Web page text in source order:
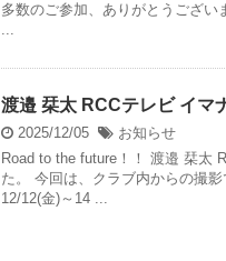
多数のご参加、ありがとうござ
...
渡邉 栞太 RCCテレビ イマ
2025/12/05
お知らせ
Road to the future！！ 渡邉 栞太
た。 今回は、クラブ内からの撮
12/12(金)～14 ...